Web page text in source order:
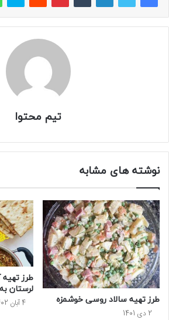
تیم محتوا
نوشته های مشابه
طرز تهیه سالاد روسی خوشمزه
2 دی 1401
طرز
لرستان
4 آبان 1402